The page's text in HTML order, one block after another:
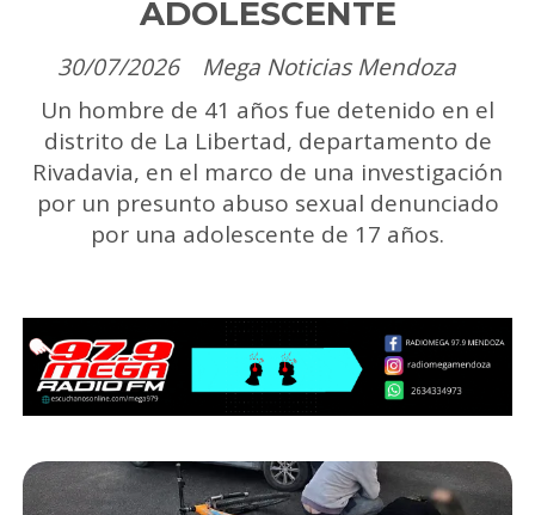
ADOLESCENTE
Mega Noticias Mendoza
30/07/2026
Un hombre de 41 años fue detenido en el
distrito de La Libertad, departamento de
Rivadavia, en el marco de una investigación
por un presunto abuso sexual denunciado
por una adolescente de 17 años.